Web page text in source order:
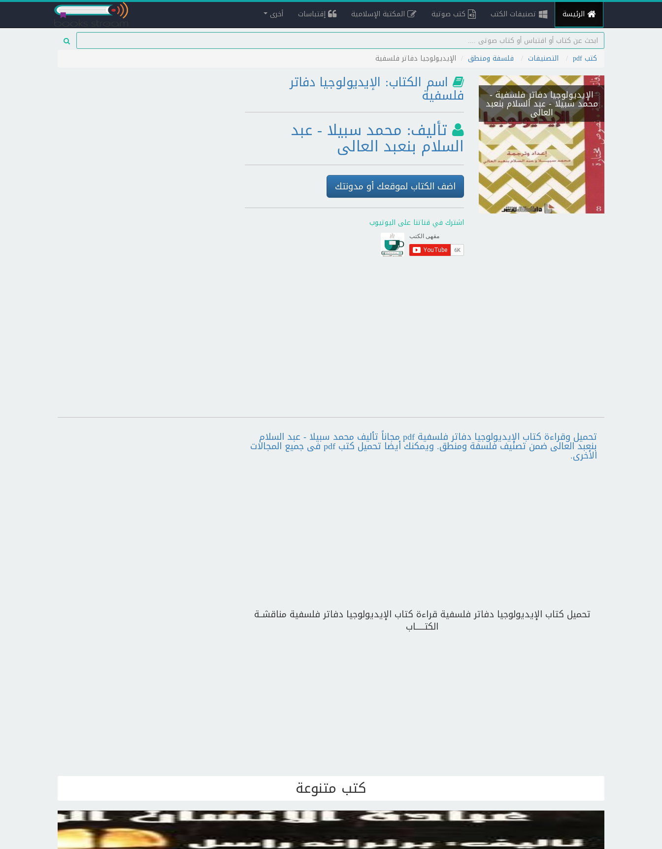
الرئيسة تصنيفات الكتب كتب صوتية المكتبة الإسلامية إقتباسات أخرى
كتب pdf التصنيفات فلسفة ومنطق الإيديولوجيا دفاتر فلسفية
الإيديولوجيا دفاتر فلسفية-
محمد سبيلا - عبد السلام بنعبد
العالى
اسم الكتاب: الإيديولوجيا دفاتر
فلسفية
تأليف: محمد سبيلا - عبد
السلام بنعبد العالى
اضف الكتاب لموقعك أو مدونتك
اشترك في قناتنا على اليوتيوب
تحميل وقراءة كتاب الإيديولوجيا دفاتر فلسفية pdf مجاناً تأليف محمد سبيلا - عبد السلام
بنعبد العالى ضمن تصنيف فلسفة ومنطق. ويمكنك أيضا تحميل كتب pdf فى جميع المجالات
الأخرى.
تحميل كتاب الإيديولوجيا دفاتر فلسفية قراءة كتاب الإيديولوجيا دفاتر فلسفية مناقشــة
الكتــــــاب
كتب متنوعة